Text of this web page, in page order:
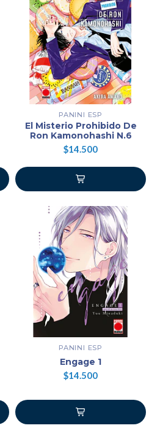
PANINI ESP
El Misterio Prohibido De
Ron Kamonohashi N.6
$14.500
PANINI ESP
Engage 1
$14.500